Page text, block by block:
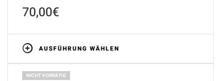
70,00€
AUSFÜHRUNG WÄHLEN
NICHT VORRÄTIG